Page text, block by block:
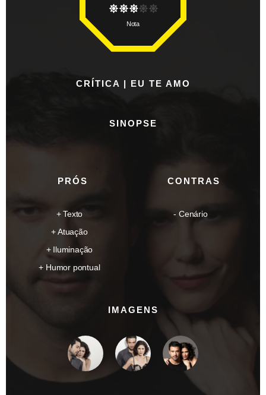
CRÍTICA | EU TE AMO
SINOPSE
PRÓS
Texto
Atuação
Iluminação
Humor pontual
CONTRAS
Cenário
Nota
IMAGENS